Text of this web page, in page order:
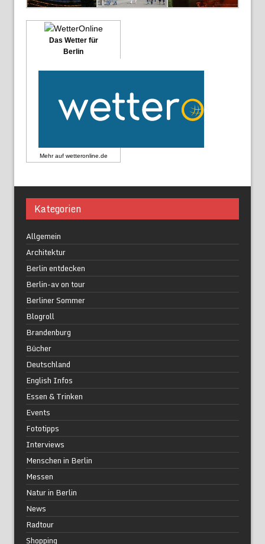
Das Wetter für
Berlin
Mehr auf wetteronline.de
Kategorien
Allgemein
Architektur
Berlin entdecken
Berlin-av on tour
Berliner Sommer
Blogroll
Brandenburg
Bücher
Deutschland
English Infos
Essen & Trinken
Events
Fototipps
Interviews
Menschen in Berlin
Messen
Natur in Berlin
News
Radtour
Shopping